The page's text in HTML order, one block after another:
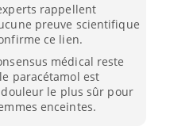
rappellent
preuve scientifique
ce lien.
médical reste
paracétamol est
le plus sûr pour
enceintes.